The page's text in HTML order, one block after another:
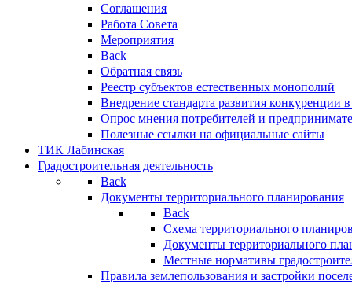
Соглашения
Работа Совета
Мероприятия
Back
Обратная связь
Реестр субъектов естественных монополий
Внедрение стандарта развития конкуренции
Опрос мнения потребителей и
Полезные ссылки на официальные сайты
ТИК Лабинская
Градостроительная деятельность
Back
Документы территориального планирования
Back
Схема территориального
Документы территориального
Местные нормативы
Правила землепользования и застройки